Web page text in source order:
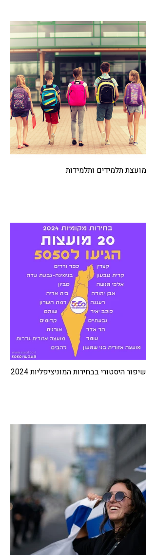
מועצת תלמידים ותלמידות
שיפור היסטורי בבחירות המוניציפליות 2024